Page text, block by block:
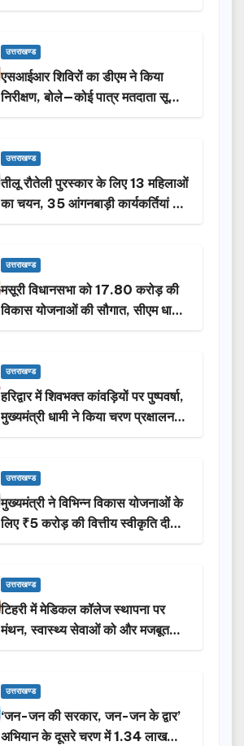
किया निरीक्षण…
उत्तराखण्ड
एसआईआर शिविरों का डीएम ने किया
निरीक्षण, बोले—कोई पात्र मतदाता सूची
से न छूटे…
उत्तराखण्ड
तीलू रौतेली पुरस्कार के लिए 13 महिलाओं
का चयन, 35 आंगनबाड़ी कार्यकर्तियां भी
होंगी सम्मानित…
उत्तराखण्ड
मसूरी विधानसभा को 17.80 करोड़ की
विकास योजनाओं की सौगात, सीएम धामी
ने किया लोकार्पण-शिलान्यास.
उत्तराखण्ड
हरिद्वार में शिवभक्त कांवड़ियों पर पुष्पवर्षा,
मुख्यमंत्री धामी ने किया चरण प्रक्षालन…
उत्तराखण्ड
मुख्यमंत्री ने विभिन्न विकास योजनाओं के
लिए ₹5 करोड़ की वित्तीय स्वीकृति दी…
उत्तराखण्ड
टिहरी में मेडिकल कॉलेज स्थापना पर
मंथन, स्वास्थ्य सेवाओं को और मजबूत
करेगी सरकार: मुख्यमंत्री धामी…
उत्तराखण्ड
‘जन-जन की सरकार, जन-जन के द्वार’
अभियान के दूसरे चरण में 1.34 लाख